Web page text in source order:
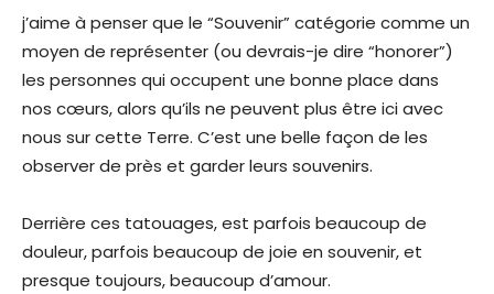
j’aime à penser que le “Souvenir” catégorie comme un
moyen de représenter (ou devrais-je dire “honorer”)
les personnes qui occupent une bonne place dans
nos cœurs, alors qu’ils ne peuvent plus être ici avec
nous sur cette Terre. C’est une belle façon de les
observer de près et garder leurs souvenirs.
Derrière ces tatouages, est parfois beaucoup de
douleur, parfois beaucoup de joie en souvenir, et
presque toujours, beaucoup d’amour.